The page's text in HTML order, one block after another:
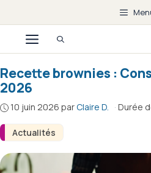
au
contenuMenu
Actualités
Recette brownies :
2026
10 juin 2026 par Claire D. · Durée